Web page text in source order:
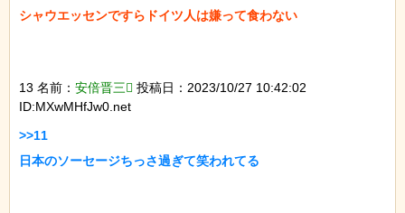
シャウエッセンですらドイツ人は嫌って食わない
13 名前： 安倍晋三 投稿日：2023/10/27 10:42:02
ID:MXwMHfJw0.net
>>11
日本のソーセージちっさ過ぎて笑われてる